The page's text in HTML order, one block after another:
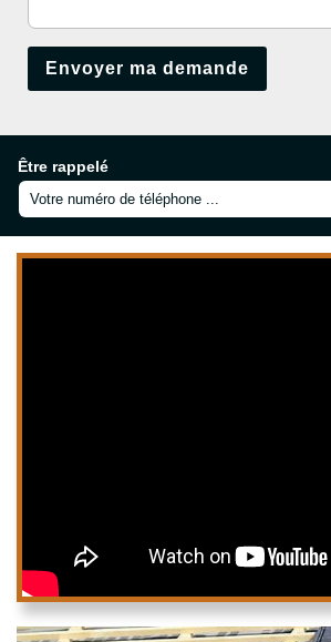
Être rappelé